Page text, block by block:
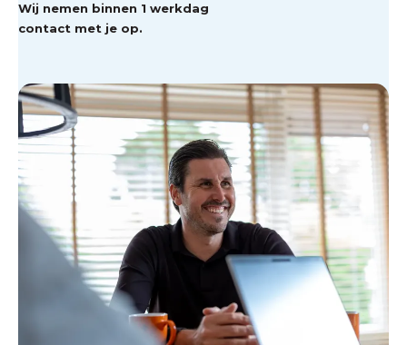
Wij nemen binnen 1 werkdag
contact met je op.